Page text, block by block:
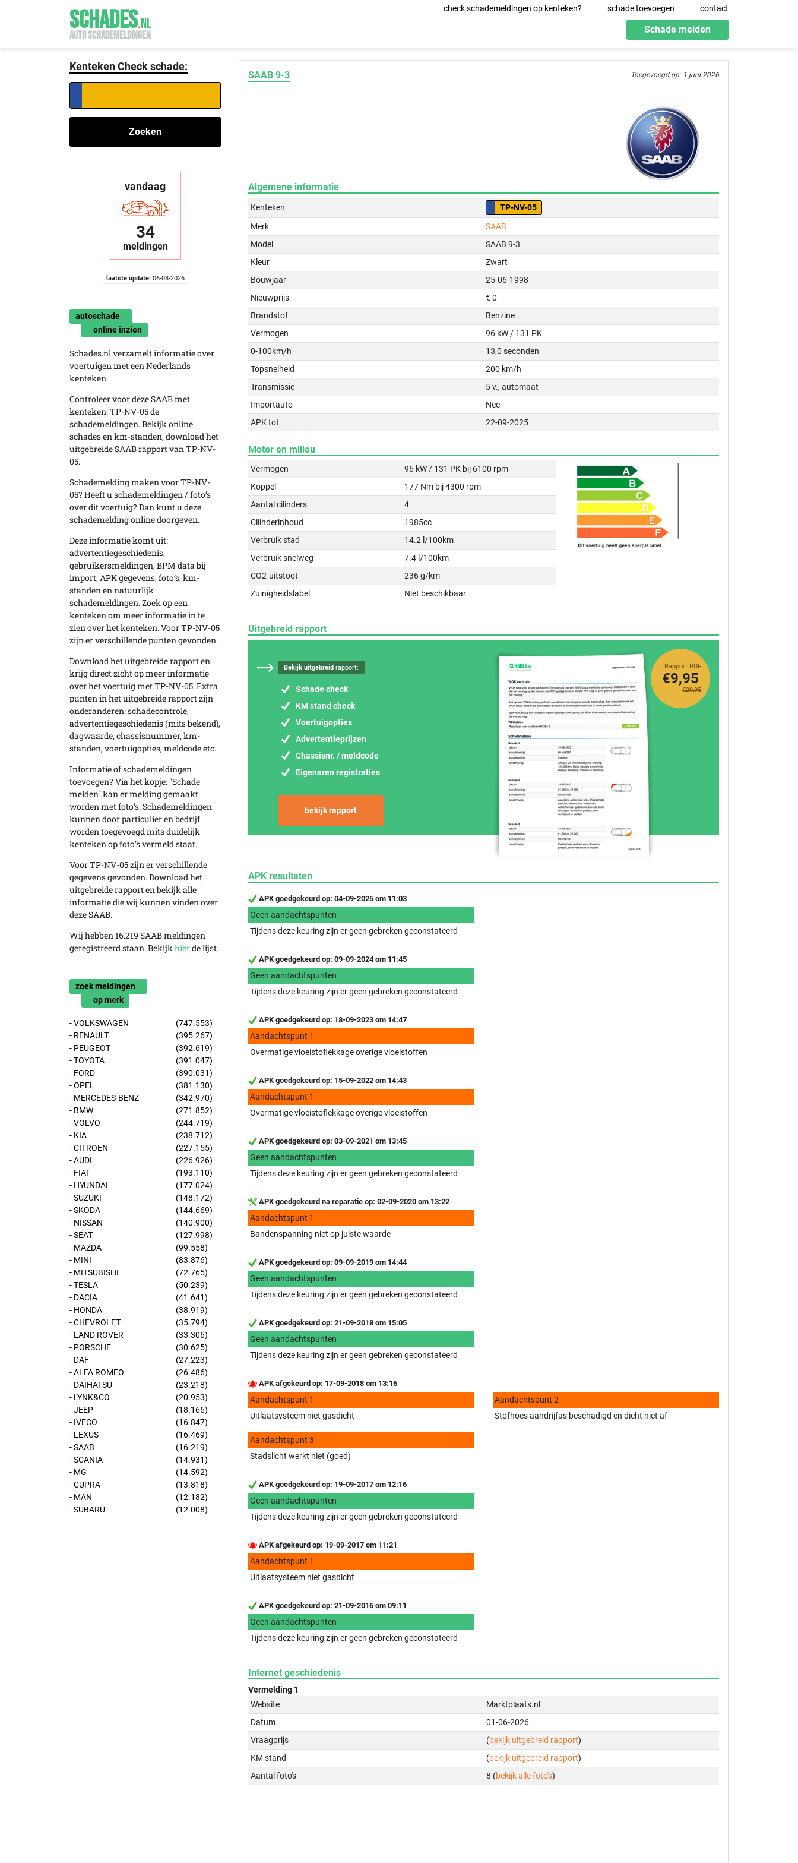
SCHADES.NL
AUTO SCHADEMELDINGEN
check schademeldingen op kenteken? schade toevoegen contact
Schade melden
Kenteken Check schade:
Zoeken
vandaag
34
meldingen
laatste update:06-08-2026
autoschade
online inzien
Schades.nl verzamelt informatie over
voertuigen met een Nederlands
kenteken.
Controleer voor deze SAAB met
kenteken: TP-NV-05 de
schademeldingen. Bekijk online
schades en km-standen, download het
uitgebreide SAAB rapport van TP-NV-
05.
Schademelding maken voor TP-NV-
05? Heeft u schademeldingen / foto’s
over dit voertuig? Dan kunt u deze
schademelding online doorgeven.
Deze informatie komt uit:
advertentiegeschiedenis,
gebruikersmeldingen, BPM data bij
import, APK gegevens, foto’s, km-
standen en natuurlijk
schademeldingen. Zoek op een
kenteken om meer informatie in te
zien over het kenteken. Voor TP-NV-05
zijn er verschillende punten gevonden.
Download het uitgebreide rapport en
krijg direct zicht op meer informatie
over het voertuig met TP-NV-05. Extra
punten in het uitgebreide rapport zijn
onderanderen: schadecontrole,
advertentiegeschiedenis (mits bekend),
dagwaarde, chassisnummer, km-
standen, voertuigopties, meldcode etc.
Informatie of schademeldingen
toevoegen? Via het kopje: "Schade
melden" kan er melding gemaakt
worden met foto’s. Schademeldingen
kunnen door particulier en bedrijf
worden toegevoegd mits duidelijk
kenteken op foto’s vermeld staat.
Voor TP-NV-05 zijn er verschillende
gegevens gevonden. Download het
uitgebreide rapport en bekijk alle
informatie die wij kunnen vinden over
deze SAAB.
Wij hebben 16.219 SAAB meldingen
geregistreerd staan. Bekijkhierde lijst.
zoek meldingen
op merk
- VOLKSWAGEN
(747.553)
- RENAULT
(395.267)
- PEUGEOT
(392.619)
- TOYOTA
(391.047)
- FORD
(390.031)
- OPEL
(381.130)
- MERCEDES-BENZ
(342.970)
- BMW
(271.852)
- VOLVO
(244.719)
- KIA
(238.712)
- CITROEN
(227.155)
- AUDI
(226.926)
- FIAT
(193.110)
- HYUNDAI
(177.024)
- SUZUKI
(148.172)
- SKODA
(144.669)
- NISSAN
(140.900)
- SEAT
(127.998)
- MAZDA
(99.558)
- MINI
(83.876)
- MITSUBISHI
(72.765)
- TESLA
(50.239)
- DACIA
(41.641)
- HONDA
(38.919)
- CHEVROLET
(35.794)
- LAND ROVER
(33.306)
- PORSCHE
(30.625)
- DAF
(27.223)
- ALFA ROMEO
(26.486)
- DAIHATSU
(23.218)
- LYNK&CO
(20.953)
- JEEP
(18.166)
- IVECO
(16.847)
- LEXUS
(16.469)
- SAAB
(16.219)
- SCANIA
(14.931)
- MG
(14.592)
- CUPRA
(13.818)
- MAN
(12.182)
- SUBARU
(12.008)
SAAB 9-3 Toegevoegd op: 1 juni 2026
Algemene informatie
Kenteken
TP-NV-05
Merk
SAAB
Model
SAAB 9-3
Kleur
Zwart
Bouwjaar
25-06-1998
Nieuwprijs
€ 0
Brandstof
Benzine
Vermogen
96 kW / 131 PK
0-100km/h
13,0 seconden
Topsnelheid
200 km/h
Transmissie
5 v., automaat
Importauto
Nee
APK tot
22-09-2025
Motor en milieu
Vermogen
96 kW / 131 PK bij 6100 rpm
Koppel
177 Nm bij 4300 rpm
Aantal cilinders
4
Cilinderinhoud
1985cc
Verbruik stad
14.2 l/100km
Verbruik snelweg
7.4 l/100km
CO2-uitstoot
236 g/km
Zuinigheidslabel
Niet beschikbaar
Uitgebreid rapport
Bekijk uitgebreid rapport:
Schade check
KM stand check
Voertuigopties
Advertentieprijzen
Chassisnr. / meldcode
Eigenaren registraties
bekijk rapport
Rapport PDF
€29,95
€9,95
APK resultaten
APK goedgekeurd op: 04-09-2025 om 11:03
Geen aandachtspunten
Tijdens deze keuring zijn er geen gebreken geconstateerd
APK goedgekeurd op: 09-09-2024 om 11:45
Geen aandachtspunten
Tijdens deze keuring zijn er geen gebreken geconstateerd
APK goedgekeurd op: 18-09-2023 om 14:47
Aandachtspunt 1
Overmatige vloeistoflekkage overige vloeistoffen
APK goedgekeurd op: 15-09-2022 om 14:43
Aandachtspunt 1
Overmatige vloeistoflekkage overige vloeistoffen
APK goedgekeurd op: 03-09-2021 om 13:45
Geen aandachtspunten
Tijdens deze keuring zijn er geen gebreken geconstateerd
APK goedgekeurd na reparatie op: 02-09-2020 om 13:22
Aandachtspunt 1
Bandenspanning niet op juiste waarde
APK goedgekeurd op: 09-09-2019 om 14:44
Geen aandachtspunten
Tijdens deze keuring zijn er geen gebreken geconstateerd
APK goedgekeurd op: 21-09-2018 om 15:05
Geen aandachtspunten
Tijdens deze keuring zijn er geen gebreken geconstateerd
APK afgekeurd op: 17-09-2018 om 13:16
Aandachtspunt 1
Uitlaatsysteem niet gasdicht
Aandachtspunt 2
Stofhoes aandrijfas beschadigd en dicht niet af
Aandachtspunt 3
Stadslicht werkt niet (goed)
APK goedgekeurd op: 19-09-2017 om 12:16
Geen aandachtspunten
Tijdens deze keuring zijn er geen gebreken geconstateerd
APK afgekeurd op: 19-09-2017 om 11:21
Aandachtspunt 1
Uitlaatsysteem niet gasdicht
APK goedgekeurd op: 21-09-2016 om 09:11
Geen aandachtspunten
Tijdens deze keuring zijn er geen gebreken geconstateerd
Internet geschiedenis
Vermelding 1
Website
Marktplaats.nl
Datum
01-06-2026
Vraagprijs
(bekijk uitgebreid rapport)
KM stand
(bekijk uitgebreid rapport)
Aantal foto's
8 (bekijk alle foto's)